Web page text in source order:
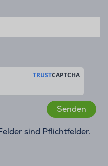
sind Pflichtfelder.